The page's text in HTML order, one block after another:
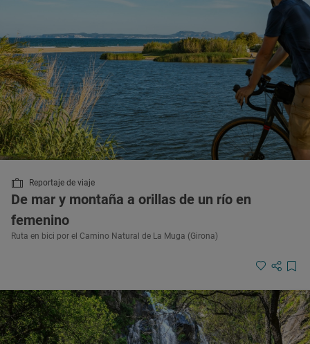
Reportaje de viaje
De mar y montaña a orillas de un río en
femenino
Ruta en bici por el Camino Natural de La Muga (Girona)